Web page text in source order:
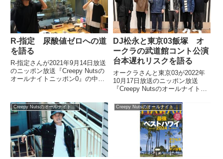
R-指定 尿酸値ゼロへの道
を語る
R-指定さんが2021年9月14日放送
のニッポン放送『Creepy Nutsの
オールナイトニッポン0』の中で
いることなどを話していました。
DJ松永と東京03飯塚 オ
ークラの武道館コント公演
台本遅れリスクを語る
オークラさんと東京03が2022年
10月17日放送のニッポン放送
『Creepy Nutsのオールナイトニ
Nuts＆東京03の武道館コント公
演において、オークラさんの台本
が遅れるリスクについて話してい
Creepy Nutsのオールナイトニッポン0